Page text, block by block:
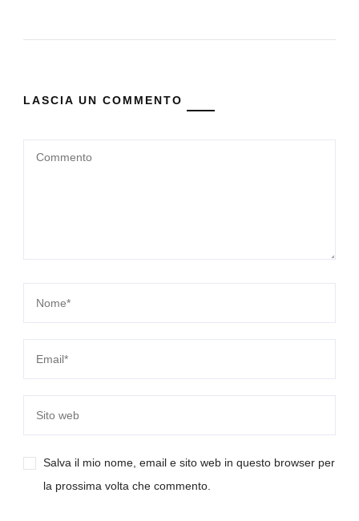
LASCIA UN COMMENTO
Salva il mio nome, email e sito web in questo browser per
la prossima volta che commento.